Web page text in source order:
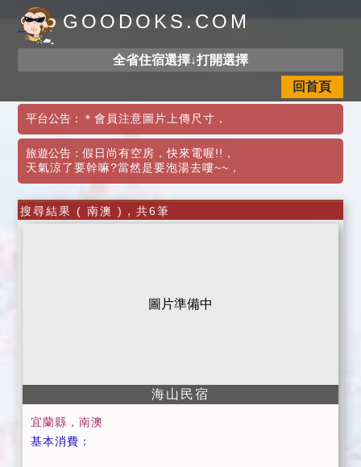
GOODOKS.COM
全省住宿選擇↓打開選擇
回首頁
平台公告： ＊會員注意圖片上傳尺寸 ，
旅遊公告：假日尚有空房，快來電喔!! ，
天氣涼了要幹嘛?當然是要泡湯去嘍~~ ，
搜尋結果 ( 南澳 )，共6筆
圖片準備中
海山民宿
宜蘭縣，南澳
基本消費：